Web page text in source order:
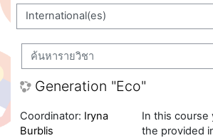
ค้นหารายวิชา
Generation "Eco"
In this course
the provided
Coordinator: Iryna
Burblis